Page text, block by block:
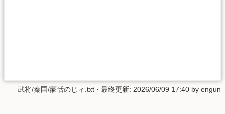
武将/秦国/蒙恬のじィ.txt · 最終更新: 2026/06/09 17:40 by engun